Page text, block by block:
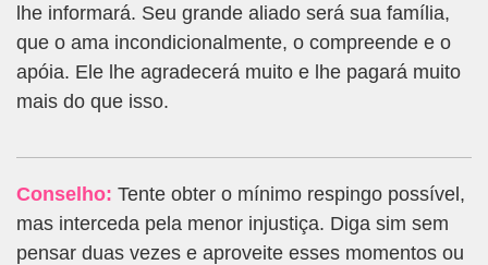
lhe informará. Seu grande aliado será sua família,
que o ama incondicionalmente, o compreende e o
apóia. Ele lhe agradecerá muito e lhe pagará muito
mais do que isso.
Conselho: Tente obter o mínimo respingo possível,
mas interceda pela menor injustiça. Diga sim sem
pensar duas vezes e aproveite esses momentos ou